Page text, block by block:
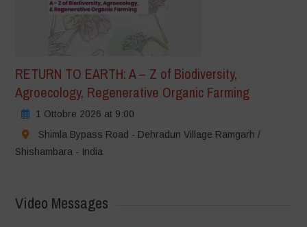
RETURN TO EARTH: A – Z of Biodiversity,
Agroecology, Regenerative Organic Farming
1 Ottobre 2026 at 9:00
Shimla Bypass Road - Dehradun Village Ramgarh /
Shishambara - India
Video Messages